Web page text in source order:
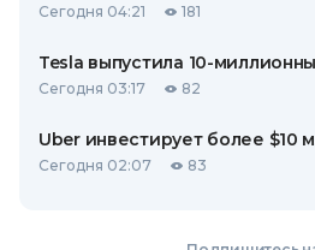
Сегодня 04:21 181
Tesla выпустила 10-
Сегодня 03:17 82
Uber инвестирует более $10
Сегодня 02:07 83